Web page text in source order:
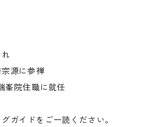
源に参禅
院住職に就任
ガイドをご一読ください。